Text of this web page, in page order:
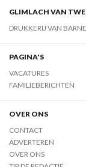
GLIMLACH VAN
DRUKKERIJ VAN
PAGINA'S
VACATURES
FAMILIEBERICHTEN
OVER ONS
CONTACT
ADVERTEREN
OVER ONS